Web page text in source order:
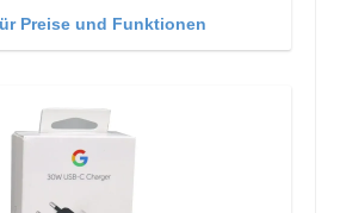
Preise und Funktionen